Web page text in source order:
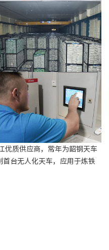
优质供应商，常年为韶钢天车
台无人化天车，应用于炼铁